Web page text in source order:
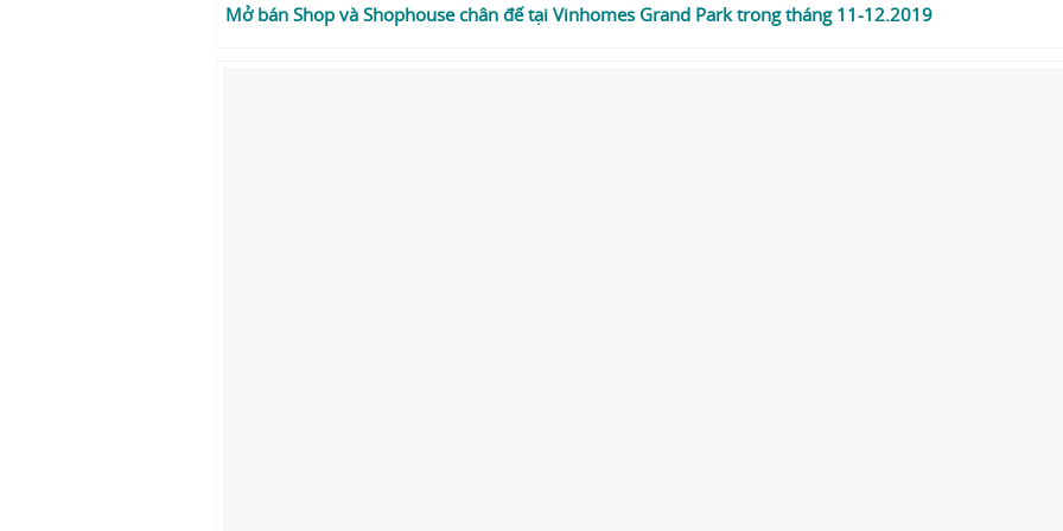
Mở bán Shop và Shophouse chân đế tại Vinhomes Grand Park trong tháng 11-12.2019